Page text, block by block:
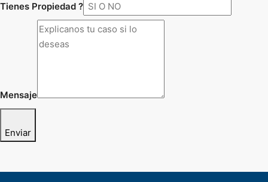
Tienes Propiedad ?
Mensaje
Enviar